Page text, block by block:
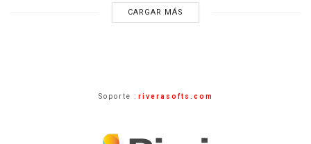
CARGAR MÁS
Soporte : riverasofts.com